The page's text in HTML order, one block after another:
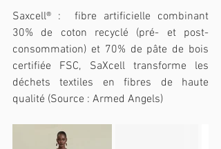
Saxcell® :  fibre artificielle combinant
30% de coton recyclé (pré- et post-
consommation) et 70% de pâte de bois
certifiée FSC, SaXcell transforme les
déchets textiles en fibres de haute
qualité (Source : Armed Angels)